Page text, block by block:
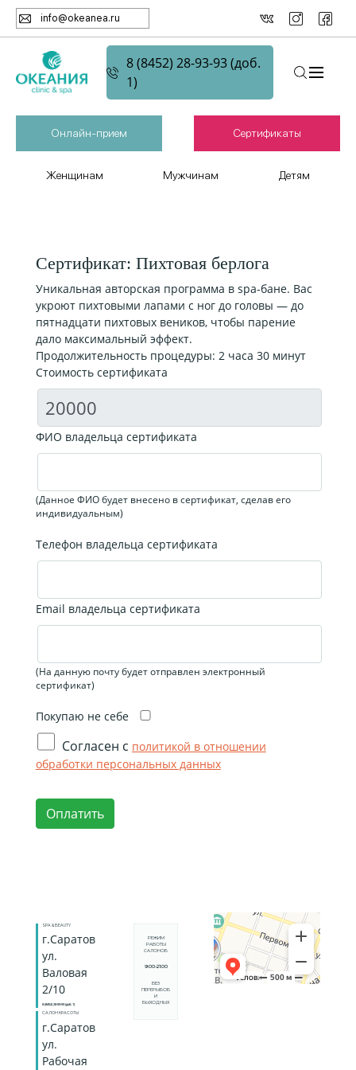
info@okeanea.ru
Женщинам Мужчинам Детям
8 (8452) 28-93-93 (доб.
1)
Онлайн-прием Сертификаты
Сертификат: Пихтовая берлога
Уникальная авторская программа в spa-бане. Вас
укроют пихтовыми лапами с ног до головы — до
пятнадцати пихтовых веников, чтобы парение
дало максимальный эффект.
Продолжительность процедуры: 2 часа 30 минут
Стоимость сертификата
ФИО владельца сертификата
(Данное ФИО будет внесено в сертификат, сделав его
индивидуальным)
Телефон владельца сертификата
Email владельца сертификата
(На данную почту будет отправлен электронный
сертификат)
Покупаю не себе
Согласен с политикой в отношении
обработки персональных данных
Оплатить
SPA & BEAUTY
г.Саратов
ул.
Валовая
2/10
8 (8452) 28-93-93 (доб. 1)
САЛОН КРАСОТЫ
г.Саратов
ул.
Рабочая
РЕЖИМ
РАБОТЫ
САЛОНОВ
9:00-21:00
БЕЗ
ПЕРЕРЫВОВ
И
ВЫХОДНЫХ